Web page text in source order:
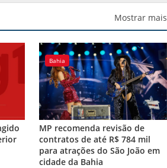
Mostrar mais
Bahia
MP recomenda revisão de
contratos de até R$ 784 mil
para atrações do São João em
cidade da Bahia